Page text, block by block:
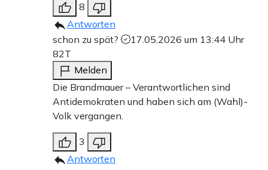
8
Antworten
schon zu spät?
17.05.2026 um 13:44 Uhr
82T
Melden
Die Brandmauer – Verantwortlichen sind
Antidemokraten und haben sich am (Wahl)-
Volk vergangen.
3
Antworten